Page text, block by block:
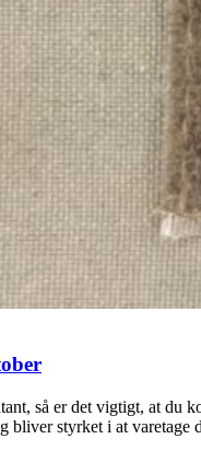
så er det vigtigt, at du
bliver styrket i at varetage